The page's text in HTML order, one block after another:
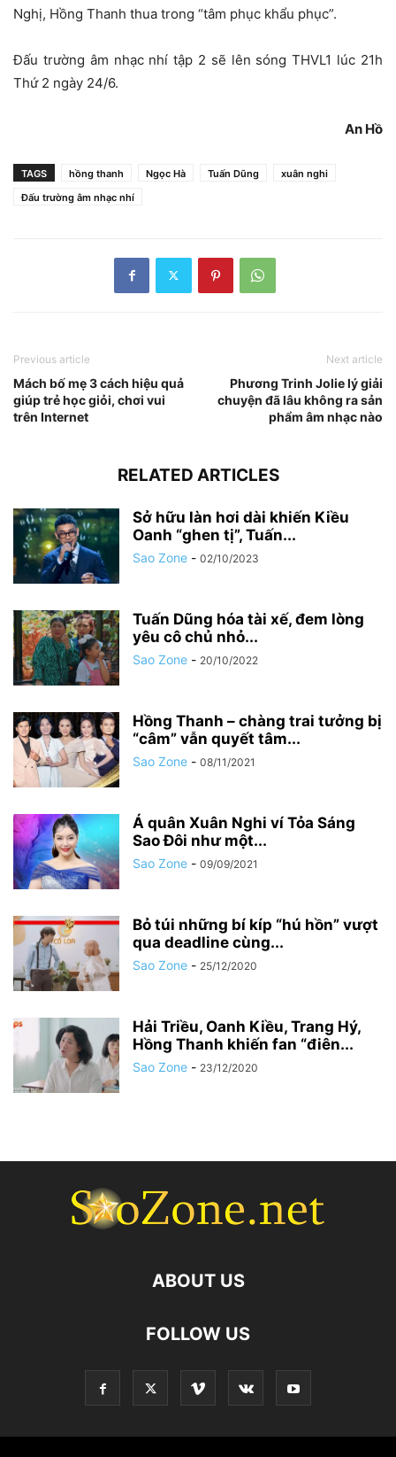
Nghị, Hồng Thanh thua trong “tâm phục khẩu phục”.
Đấu trường âm nhạc nhí tập 2 sẽ lên sóng THVL1 lúc 21h
Thứ 2 ngày 24/6.
An Hồ
TAGS hồng thanh Ngọc Hà Tuấn Dũng
xuân nghi
Đấu trường âm nhạc nhí
Previous article
Mách bố mẹ 3 cách hiệu quả
giúp trẻ học giỏi, chơi vui
trên Internet
Next article
Phương Trinh Jolie lý giải
chuyện đã lâu không ra sản
phẩm âm nhạc nào
RELATED ARTICLES
Sở hữu làn hơi dài khiến Kiều
Oanh “ghen tị”, Tuấn...
Sao Zone - 02/10/2023
Tuấn Dũng hóa tài xế, đem lòng
yêu cô chủ nhỏ...
Sao Zone - 20/10/2022
Hồng Thanh – chàng trai tưởng bị
“câm” vẫn quyết tâm...
Sao Zone - 08/11/2021
Á quân Xuân Nghi ví Tỏa Sáng
Sao Đôi như một...
Sao Zone - 09/09/2021
Bỏ túi những bí kíp “hú hồn” vượt
qua deadline cùng...
Sao Zone - 25/12/2020
Hải Triều, Oanh Kiều, Trang Hý,
Hồng Thanh khiến fan “điên...
Sao Zone - 23/12/2020
ABOUT US
FOLLOW US